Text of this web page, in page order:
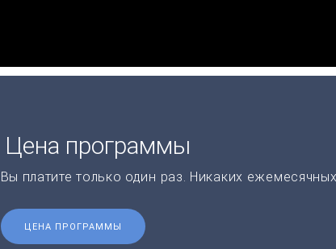
Цена программы
Вы платите только один раз. Никаких
ЦЕНА ПРОГРАММЫ